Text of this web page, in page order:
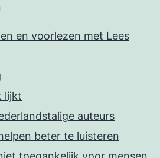
en voorlezen met Lees
lijkt
auteurs
beter te luisteren